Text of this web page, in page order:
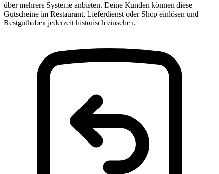
über mehrere Systeme anbieten. Deine Kunden können diese
Gutscheine im Restaurant, Lieferdienst oder Shop einlösen und
Restguthaben jederzeit historisch einsehen.